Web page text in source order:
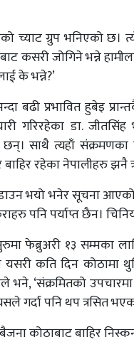
च्याट ग्रुप भनिएको छ।
कसरी जोगिने भन्ने
के भन्ने?’
बढी प्रभावित हुबेइ
गरिरहेका डा.
साथै त्यहाँ
बाहिर रहेका नेपालीहरु झनै
भयो भनेर सूचना
पनि पर्याप्त छैन।
फेब्रुअरी १३ सम्मका
यसरी कति दिन कोठामा
भने, ‘संक्रमितको
गर्दा पनि थप त्रसित
कोठाबाट बाहिर